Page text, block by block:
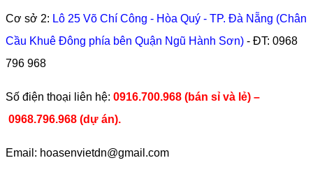
Cơ sở 2: Lô 25 Võ Chí Công - Hòa Quý - TP. Đà Nẵng (Chân
Cầu Khuê Đông phía bên Quận Ngũ Hành Sơn) - ĐT: 0968
796 968
​Số điện thoại liên hệ: 0916.700.968 (bán sỉ và lẻ) –
0968.796.968 (dự án).
Email: hoasenvietdn@gmail.com